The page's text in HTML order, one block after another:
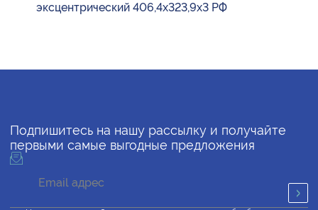
эксцентрический 406,4х323,9х3 РФ
Подпишитесь на нашу рассылку и получайте
первыми самые выгодные предложения